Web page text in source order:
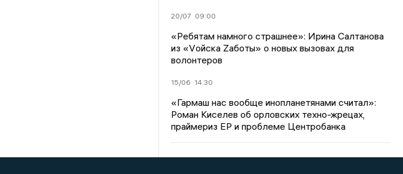
20/07 09:00
«Ребятам намного страшнее»: Ирина Салтанова
из «Vойска Zаботы» о новых вызовах для
волонтеров
15/06 14:30
«Гармаш нас вообще инопланетянами считал»:
Роман Киселев об орловских техно-жрецах,
праймериз ЕР и проблеме Центробанка